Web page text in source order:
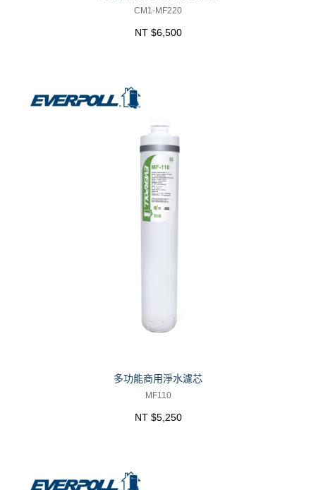
CM1-MF220
NT $6,500
多功能商用淨水濾芯
MF110
NT $5,250